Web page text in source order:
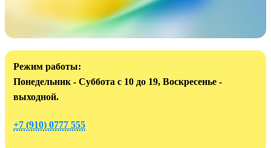
Режим работы:
Понедельник - Суббота с 10 до 19, Воскресенье -
выходной.
+7 (910) 0777 555